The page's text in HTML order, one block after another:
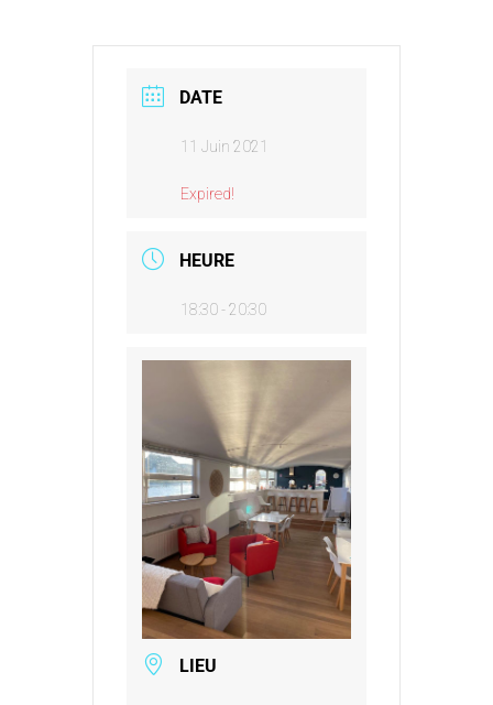
DATE
11 Juin 2021
Expired!
HEURE
18:30 - 20:30
LIEU